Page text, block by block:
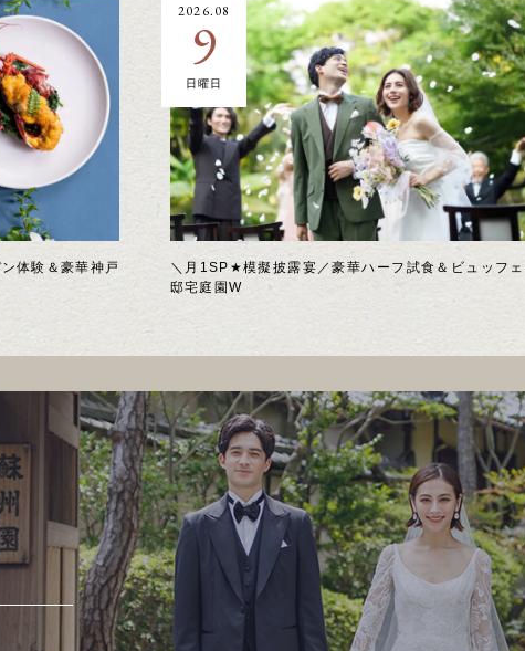
体験＆豪華神戸
＼月1SP★模擬披露宴／豪華ハーフ試食＆ビュッフェ
邸宅庭園W
2026.08
9
日曜日